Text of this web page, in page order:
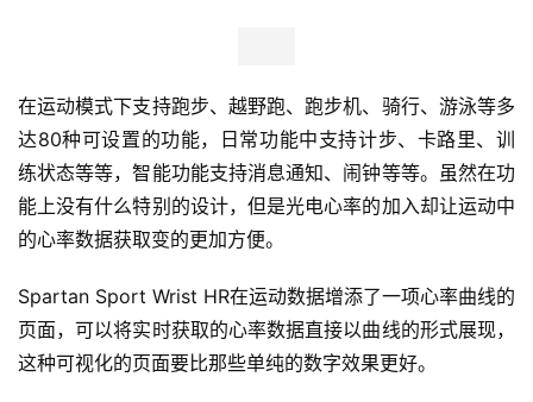
在运动模式下支持跑步、越野跑、跑步机、骑行、游泳等多
达80种可设置的功能，日常功能中支持计步、卡路里、训
练状态等等，智能功能支持消息通知、闹钟等等。虽然在功
能上没有什么特别的设计，但是光电心率的加入却让运动中
的心率数据获取变的更加方便。
Spartan Sport Wrist HR在运动数据增添了一项心率曲线的
页面，可以将实时获取的心率数据直接以曲线的形式展现，
这种可视化的页面要比那些单纯的数字效果更好。